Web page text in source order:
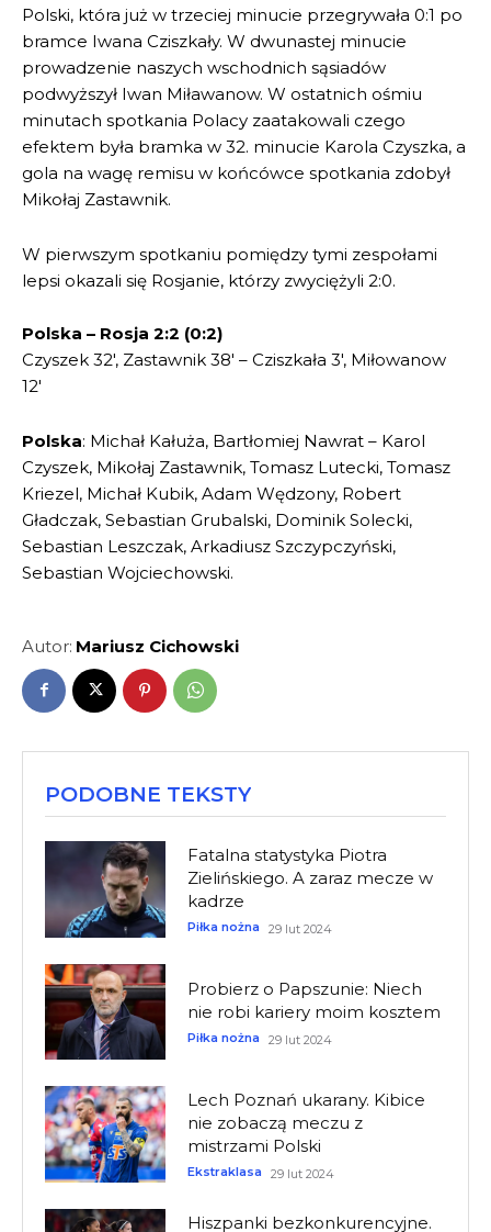
Polski, która już w trzeciej minucie przegrywała 0:1 po
bramce Iwana Cziszkały. W dwunastej minucie
prowadzenie naszych wschodnich sąsiadów
podwyższył Iwan Miławanow. W ostatnich ośmiu
minutach spotkania Polacy zaatakowali czego
efektem była bramka w 32. minucie Karola Czyszka, a
gola na wagę remisu w końcówce spotkania zdobył
Mikołaj Zastawnik.
W pierwszym spotkaniu pomiędzy tymi zespołami
lepsi okazali się Rosjanie, którzy zwyciężyli 2:0.
Polska – Rosja 2:2 (0:2)
Czyszek 32′, Zastawnik 38′ – Cziszkała 3′, Miłowanow
12′
Polska: Michał Kałuża, Bartłomiej Nawrat – Karol
Czyszek, Mikołaj Zastawnik, Tomasz Lutecki, Tomasz
Kriezel, Michał Kubik, Adam Wędzony, Robert
Gładczak, Sebastian Grubalski, Dominik Solecki,
Sebastian Leszczak, Arkadiusz Szczypczyński,
Sebastian Wojciechowski.
Autor: Mariusz Cichowski
PODOBNE TEKSTY
Fatalna statystyka Piotra
Zielińskiego. A zaraz mecze w
kadrze
Piłka nożna 29 lut 2024
Probierz o Papszunie: Niech
nie robi kariery moim kosztem
Piłka nożna 29 lut 2024
Lech Poznań ukarany. Kibice
nie zobaczą meczu z
mistrzami Polski
Ekstraklasa 29 lut 2024
Hiszpanki bezkonkurencyjne.